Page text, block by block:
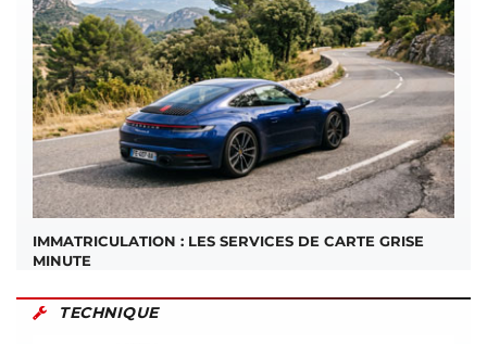
IMMATRICULATION : LES SERVICES DE CARTE GRISE
MINUTE
TECHNIQUE